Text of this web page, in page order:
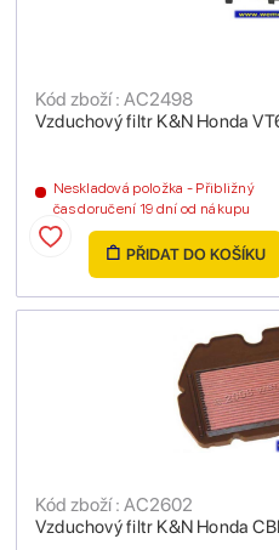
Vzduchový filtr K&N Honda
Kód zboží : AC2498
Neskladová položka - Přibližný
čas doručení 19 dní od nákupu
PŘIDAT DO KOŠÍKU
Vzduchový filtr K&N Honda
Kód zboží : AC2602